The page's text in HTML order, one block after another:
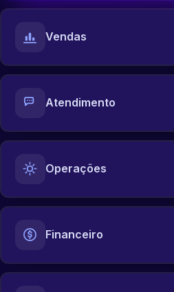
Vendas
Atendimento
Operações
Financeiro